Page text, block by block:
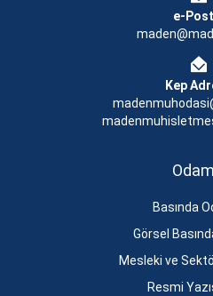
e-
Kep
Basında
Görsel
Mesleki ve
Resmi